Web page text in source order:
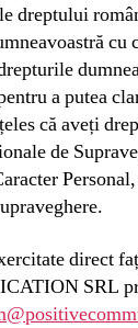
dreptului
cu
a putea
că aveți
de
direct
SRL